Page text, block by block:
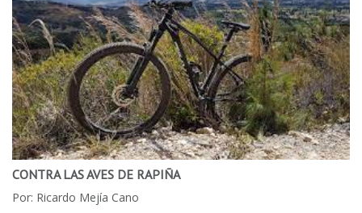
CONTRA LAS AVES DE RAPIÑA
Por: Ricardo Mejía Cano